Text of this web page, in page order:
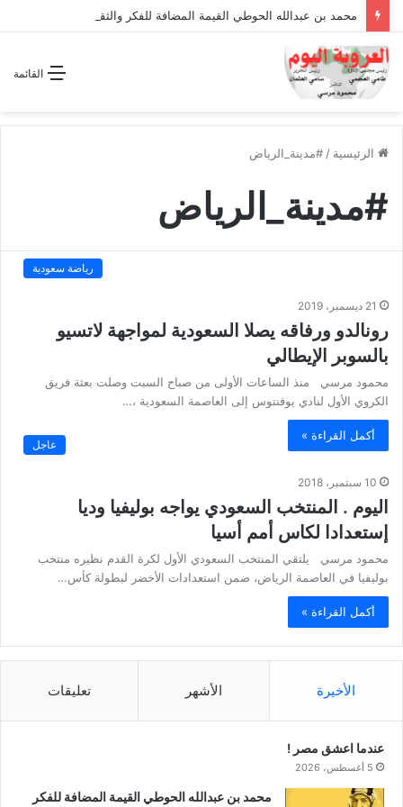
محمد بن عبدالله الحوطي القيمة المضافة للفكر والثقافة والتاريخ !
القائمة
الرئيسية / #مدينة_الرياض
#مدينة_الرياض
رياضة سعودية
21 ديسمبر، 2019
رونالدو ورفاقه يصلا السعودية لمواجهة لاتسيو
بالسوبر الإيطالي
محمود مرسي منذ الساعات الأولى من صباح السبت وصلت بعثة فريق
الكروي الأول لنادي يوفنتوس إلى العاصمة السعودية ،…
أكمل القراءة »
عاجل
10 سبتمبر، 2018
اليوم . المنتخب السعودي يواجه بوليفيا وديا
إستعدادا لكاس أمم أسيا
محمود مرسي يلتقي المنتخب السعودي الأول لكرة القدم نظيره منتخب
بوليفيا في العاصمة الرياض، ضمن استعدادات الأخضر لبطولة كأس…
أكمل القراءة »
الأخيرة الأشهر تعليقات
عندما اعشق مصر !
5 أغسطس، 2026
محمد بن عبدالله الحوطي القيمة المضافة للفكر